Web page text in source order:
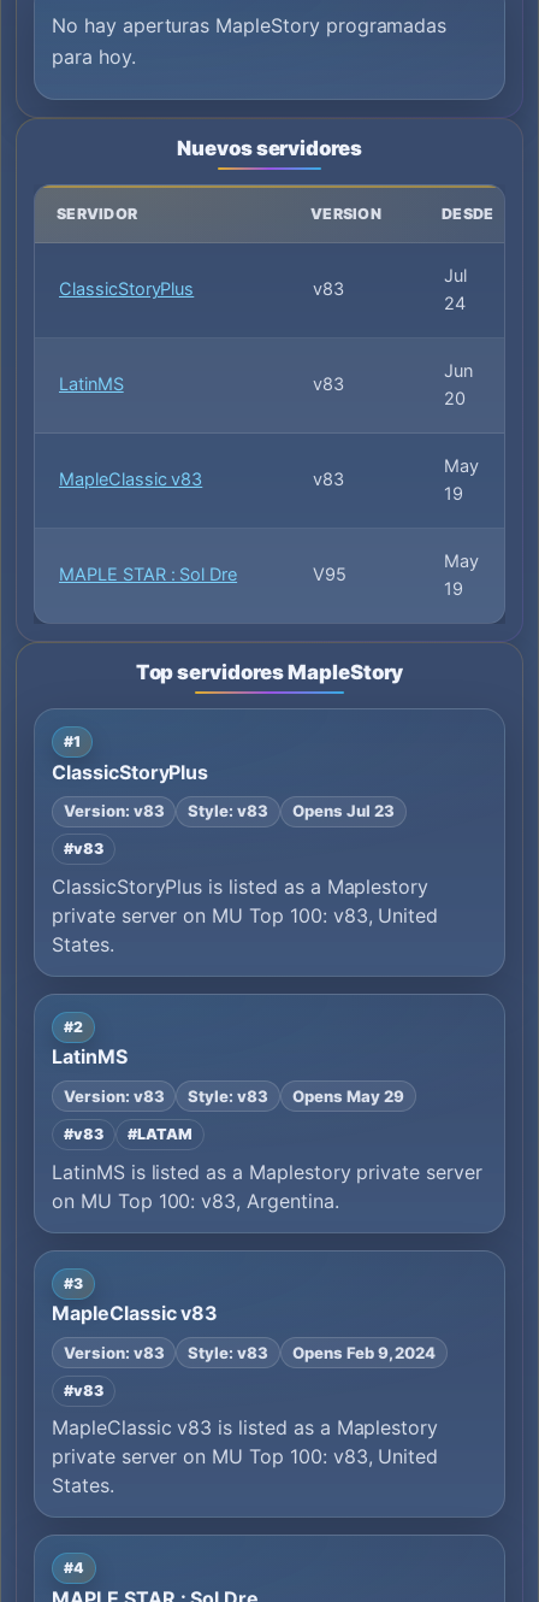
No hay aperturas MapleStory programadas
para hoy.
Nuevos servidores
SERVIDOR VERSION DESDE
ClassicStoryPlus v83
Jul
24
LatinMS v83
Jun
20
MapleClassic v83 v83
May
19
MAPLE STAR : Sol Dre V95
May
19
Top servidores MapleStory
#1
ClassicStoryPlus
Version: v83 Style: v83 Opens Jul 23
#v83
ClassicStoryPlus is listed as a Maplestory
private server on MU Top 100: v83, United
States.
#2
LatinMS
Version: v83 Style: v83 Opens May 29
#v83 #LATAM
LatinMS is listed as a Maplestory private server
on MU Top 100: v83, Argentina.
#3
MapleClassic v83
Version: v83 Style: v83 Opens Feb 9, 2024
#v83
MapleClassic v83 is listed as a Maplestory
private server on MU Top 100: v83, United
States.
#4